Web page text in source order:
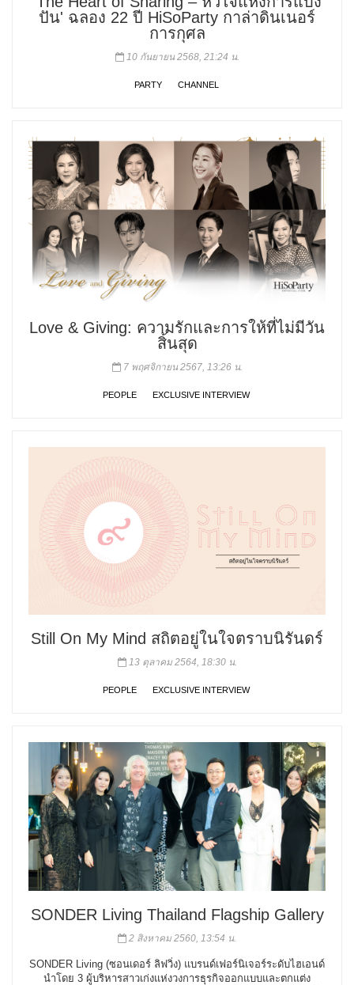
ปัน' ฉลอง 22 ปี HiSoParty กาล่าดินเนอร์
การกุศล
10 กันยายน 2568, 21:24 น.
PARTY CHANNEL
Love & Giving: ความรักและการให้ที่ไม่มีวัน
สิ้นสุด
7 พฤศจิกายน 2567, 13:26 น.
PEOPLE EXCLUSIVE INTERVIEW
Still On My Mind สถิตอยู่ในใจตราบนิรันดร์
13 ตุลาคม 2564, 18:30 น.
PEOPLE EXCLUSIVE INTERVIEW
SONDER Living Thailand Flagship Gallery
2 สิงหาคม 2560, 13:54 น.
SONDER Living (ซอนเดอร์ ลิฟวิ่ง) แบรนด์เฟอร์นิเจอร์ระดับไฮเอนด์
นำโดย 3 ผู้บริหารสาวเก่งแห่งวงการธุรกิจออกแบบและตกแต่ง